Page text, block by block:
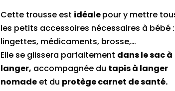
Cette trousse est idéalepour y mettre
les petits accessoires nécessaires à bébé :
lingettes, médicaments, brosse,…
Elle se glissera parfaitement dans le sac à
langer, accompagnée du tapis à langer
nomade et du protège carnet de santé.